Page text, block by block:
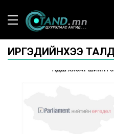
ИРГЭДИЙНХЭЭ ТАЛД